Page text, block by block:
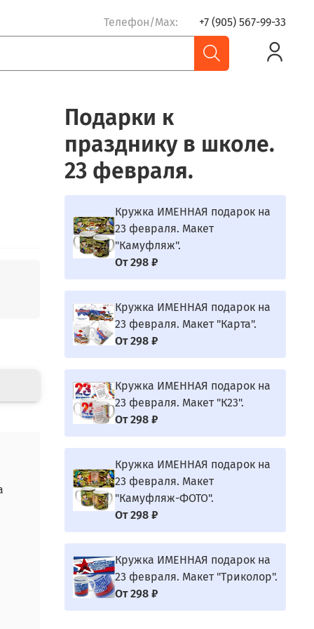
Телефон/Max: +7 (905) 567-99-33
Подарки к
празднику в школе.
23 февраля.
Кружка ИМЕННАЯ подарок на
23 февраля. Макет
"Камуфляж".
От 298 ₽
Кружка ИМЕННАЯ подарок на
23 февраля. Макет "Карта".
От 298 ₽
Кружка ИМЕННАЯ подарок на
23 февраля. Макет "К23".
От 298 ₽
Кружка ИМЕННАЯ подарок на
23 февраля. Макет
"Камуфляж-ФОТО".
От 298 ₽
Кружка ИМЕННАЯ подарок на
23 февраля. Макет "Триколор".
От 298 ₽